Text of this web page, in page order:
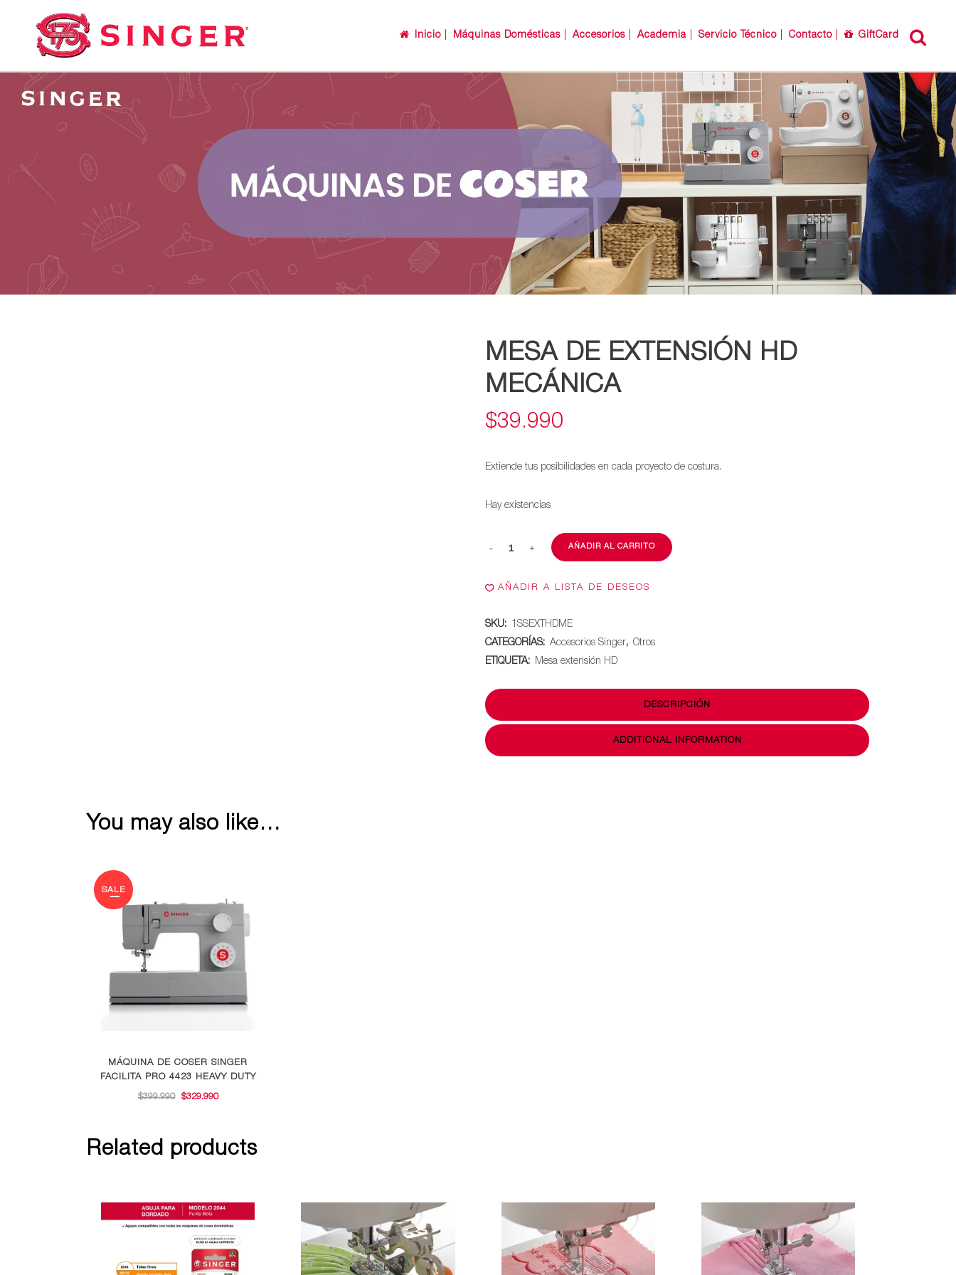
Inicio Máquinas Domésticas Accesorios Academia Servicio Técnico Contacto GiftCard
MESA DE EXTENSIÓN HD
MECÁNICA
$39.990
Extiende tus posibilidades en cada proyecto de costura.
Hay existencias
Mesa
HD
Mecánica
AÑADIR AL CARRITO
AÑADIR A LISTA DE DESEOS
SKU:
1SSEXTHDME
CATEGORÍAS: Accesorios Singer, Otros
ETIQUETA:
Mesa extensión HD
DESCRIPCIÓN
ADDITIONAL INFORMATION
You may also like…
SALE
MÁQUINA DE COSER SINGER
FACILITA PRO 4423 HEAVY DUTY
$399.990 EL
ERA:
$329.990EL
ES:
Related products